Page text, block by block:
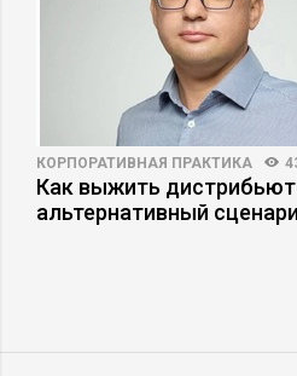
КОРПОРАТИВНАЯ ПРАКТИКА
Как выжить
альтернативный